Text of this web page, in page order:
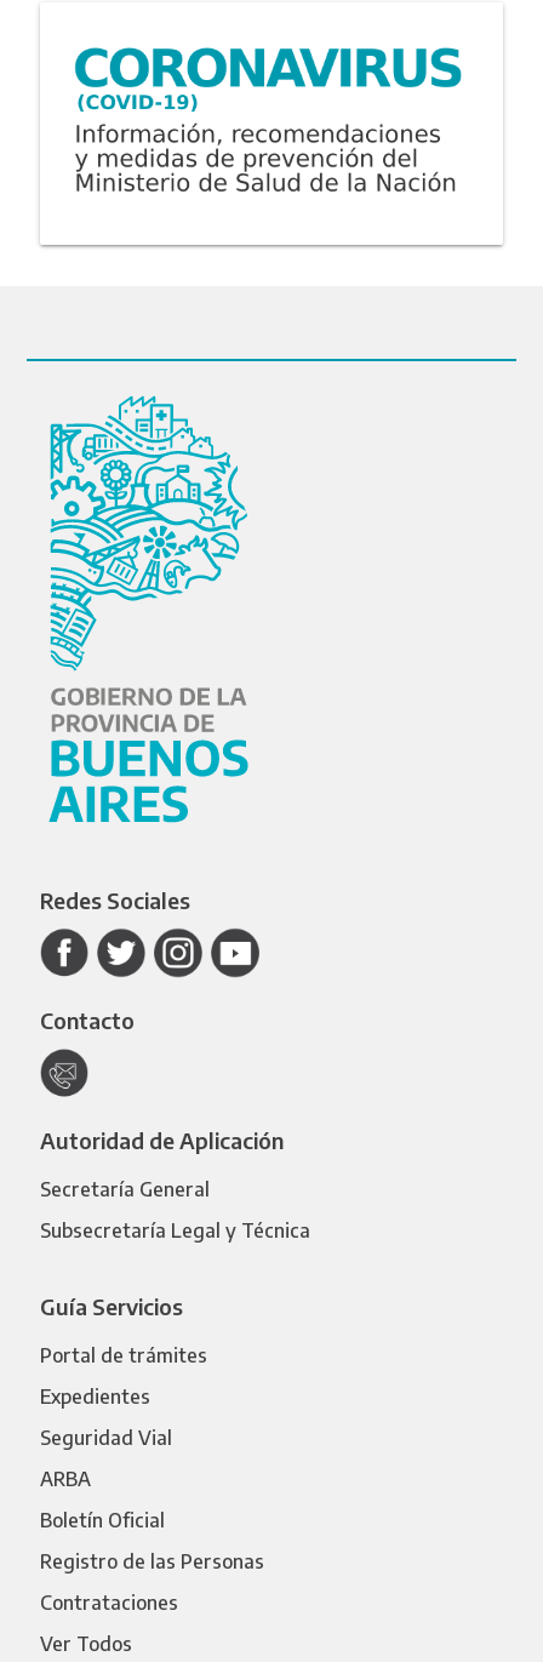
Redes Sociales
Contacto
Autoridad de Aplicación
Secretaría General
Subsecretaría Legal y Técnica
Guía Servicios
Portal de trámites
Expedientes
Seguridad Vial
ARBA
Boletín Oficial
Registro de las Personas
Contrataciones
Ver Todos